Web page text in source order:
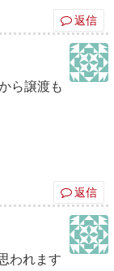
返信
ら譲渡も
返信
われます